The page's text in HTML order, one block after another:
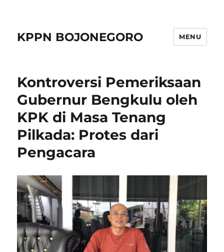
KPPN BOJONEGORO MENU
Kontroversi Pemeriksaan
Gubernur Bengkulu oleh
KPK di Masa Tenang
Pilkada: Protes dari
Pengacara